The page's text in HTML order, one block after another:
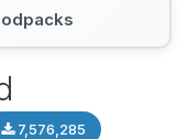
7,576,285